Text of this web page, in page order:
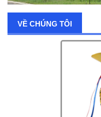
VỀ CHÚNG TÔI